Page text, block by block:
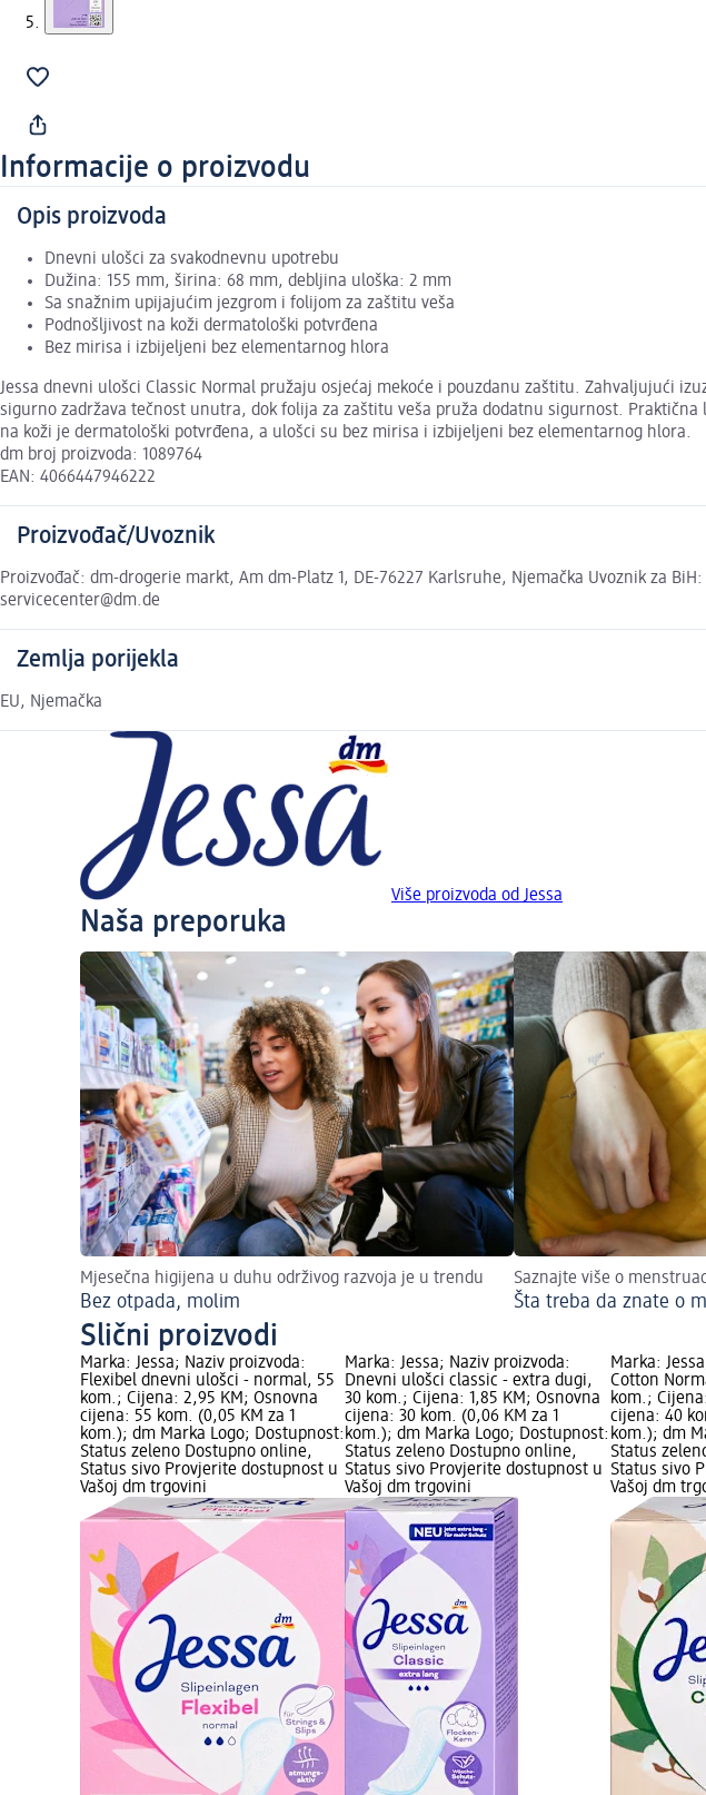
Informacije o proizvodu
Opis proizvoda
Dnevni ulošci za svakodnevnu upotrebu
Dužina: 155 mm, širina: 68 mm, debljina uloška: 2 mm
Sa snažnim upijajućim jezgrom i folijom za zaštitu veša
Podnošljivost na koži dermatološki potvrđena
Bez mirisa i izbijeljeni bez elementarnog hlora
Jessa dnevni ulošci Classic Normal pružaju osjećaj mekoće i pouzdanu zaštitu. Zahvaljujući
sigurno zadržava tečnost unutra, dok folija za zaštitu veša pruža dodatnu sigurnost.
na koži je dermatološki potvrđena, a ulošci su bez mirisa i izbijeljeni bez elementarnog hlora.
dm broj proizvoda: 1089764
EAN: 4066447946222
Proizvođač/Uvoznik
Proizvođač: dm-drogerie markt, Am dm-Platz 1, DE-76227 Karlsruhe, Njemačka Uvoznik za
servicecenter@dm.de
Zemlja porijekla
EU, Njemačka
Više proizvoda od Jessa
Naša preporuka
Mjesečna higijena u duhu održivog razvoja je u trendu
Bez otpada, molim
Saznajte više o
Šta treba da znate o
Slični proizvodi
Marka: Jessa; Naziv proizvoda:
Flexibel dnevni ulošci - normal, 55
kom.; Cijena: 2,95 KM; Osnovna
cijena: 55 kom. (0,05 KM za 1
kom.); dm Marka Logo; Dostupnost:
Status zeleno Dostupno online,
Status sivo Provjerite dostupnost u
Vašoj dm trgovini
Marka: Jessa; Naziv proizvoda:
Dnevni ulošci classic - extra dugi,
30 kom.; Cijena: 1,85 KM; Osnovna
cijena: 30 kom. (0,06 KM za 1
kom.); dm Marka Logo; Dostupnost:
Status zeleno Dostupno online,
Status sivo Provjerite dostupnost u
Vašoj dm trgovini
Marka:
Cotton
kom.;
cijena: 40
kom.); dm
Status
Status sivo
Vašoj dm